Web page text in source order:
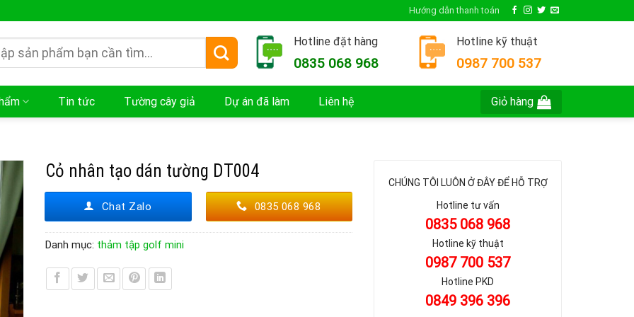
Hướng dẫn thanh toán
Hotline đặt hàng
0835 068 968
Hotline kỹ thuật
0987 700 537
Tin tức Tường cây giả Dự án đã làm Liên hệ Giỏ hàng
Cỏ nhân tạo dán tường DT004
Chat Zalo 0835 068 968
Danh mục: thảm tập golf mini
CHÚNG TÔI LUÔN Ở ĐÂY ĐỂ HỖ TRỢ
Hotline tư vấn
0835 068 968
Hotline kỹ thuật
0987 700 537
Hotline PKD
0849 396 396